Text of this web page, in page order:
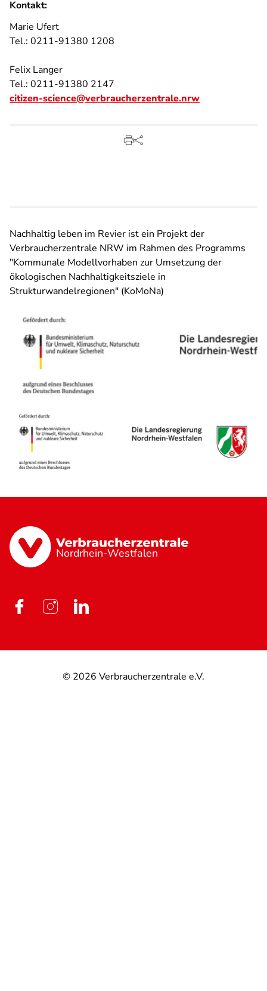
Kontakt:
Marie Ufert
Tel.: 0211-91380 1208
Felix Langer
Tel.: 0211-91380 2147
citizen-science@verbraucherzentrale.nrw
Nachhaltig leben im Revier ist ein Projekt der
Verbraucherzentrale NRW im Rahmen des Programms
"Kommunale Modellvorhaben zur Umsetzung der
ökologischen Nachhaltigkeitsziele in
Strukturwandelregionen" (KoMoNa)
Nordrhein-Westfalen
© 2026 Verbraucherzentrale e.V.